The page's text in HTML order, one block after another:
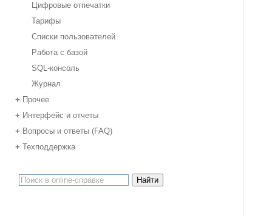
Цифровые отпечатки
Тарифы
Списки пользователей
Работа с базой
SQL-консоль
Журнал
+ Прочее
+ Интерфейс и отчеты
+ Вопросы и ответы (FAQ)
+ Техподдержка